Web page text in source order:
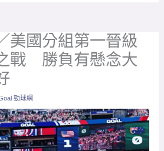
美國分組第一晉級
戰 勝負有懸念大
勁球網